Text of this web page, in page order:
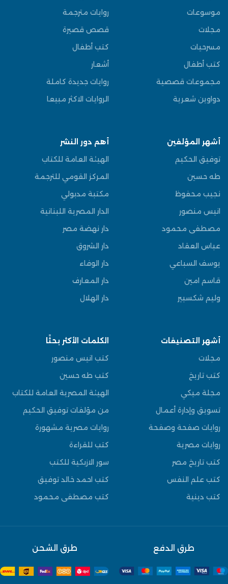
موسوعات
مجلات
مسرحيات
كتب أطفال
مجموعات قصصية
دواوين شعرية
روايات مترجمة
قصص قصيرة
كتب أطفال
أشعار
روايات جديدة كاملة
الروايات الاكثر مبيعا
أشهر المؤلفين
توفيق الحكيم
طه حسين
نجيب محفوظ
انيس منصور
مصطفى محمود
عباس العقاد
يوسف السباعي
قاسم امين
وليم شكسبير
أهم دور النشر
الهيئة العامة للكتاب
المركز القومي للترجمة
مكتبة مدبولي
الدار المصرية اللبنانية
دار نهضة مصر
دار الشروق
دار الوفاء
دار المعارف
دار الهلال
أشهر التصنيفات
مجلات
كتب تاريخ
مجلة ميكي
تسويق وإدارة أعمال
روايات صفحة وصفحة
روايات مصرية
كتب تاريخ مصر
كتب علم النفس
كتب دينية
الكلمات الأكثر بحثًا
كتب انيس منصور
كتب طه حسين
الهيئة المصرية العامة للكتاب
من مؤلفات توفيق الحكيم
روايات مصرية مشهورة
كتب للقراءة
سور الازبكية للكتب
كتب احمد خالد توفيق
كتب مصطفى محمود
طرق الدفع طرق الشحن